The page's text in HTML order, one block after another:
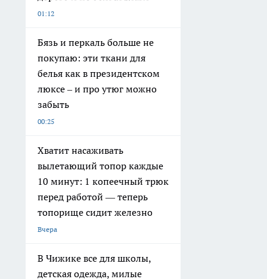
01:12
Бязь и перкаль больше не
покупаю: эти ткани для
белья как в президентском
люксе – и про утюг можно
забыть
00:25
Хватит насаживать
вылетающий топор каждые
10 минут: 1 копеечный трюк
перед работой — теперь
топорище сидит железно
Вчера
В Чижике все для школы,
детская одежда, милые